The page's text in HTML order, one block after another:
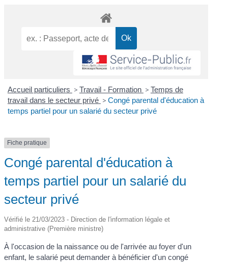
Accueil particuliers > Travail - Formation > Temps de
travail dans le secteur privé > Congé parental d'éducation à
temps partiel pour un salarié du secteur privé
Fiche pratique
Congé parental d'éducation à
temps partiel pour un salarié du
secteur privé
Vérifié le 21/03/2023 - Direction de l'information légale et
administrative (Première ministre)
À l'occasion de la naissance ou de l'arrivée au foyer d'un
enfant, le salarié peut demander à bénéficier d'un congé